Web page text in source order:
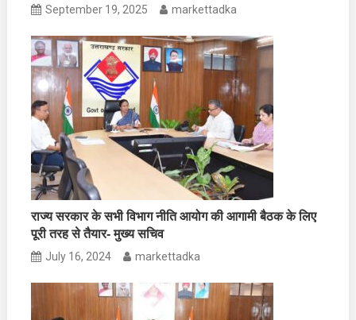
September 19, 2025 markettadka
राज्य सरकार के सभी विभाग नीति आयोग की आगामी बैठक के लिए
पूरी तरह से तैयार- मुख्य सचिव
July 16, 2024 markettadka